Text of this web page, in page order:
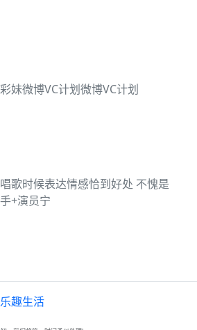
妹微博VC计划微博VC计划
歌时候表达情感恰到好处 不愧是
+演员宁
趣生活